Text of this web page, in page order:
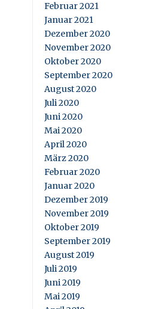
Februar 2021
Januar 2021
Dezember 2020
November 2020
Oktober 2020
September 2020
August 2020
Juli 2020
Juni 2020
Mai 2020
April 2020
März 2020
Februar 2020
Januar 2020
Dezember 2019
November 2019
Oktober 2019
September 2019
August 2019
Juli 2019
Juni 2019
Mai 2019